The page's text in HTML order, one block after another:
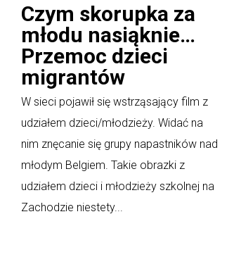
Czym skorupka za
młodu nasiąknie…
Przemoc dzieci
migrantów
W sieci pojawił się wstrząsający film z
udziałem dzieci/młodzieży. Widać na
nim znęcanie się grupy napastników nad
młodym Belgiem. Takie obrazki z
udziałem dzieci i młodzieży szkolnej na
Zachodzie niestety...